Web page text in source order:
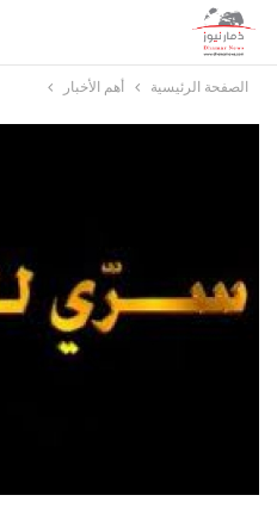
الصفحة الرئيسية أهم الأخبار